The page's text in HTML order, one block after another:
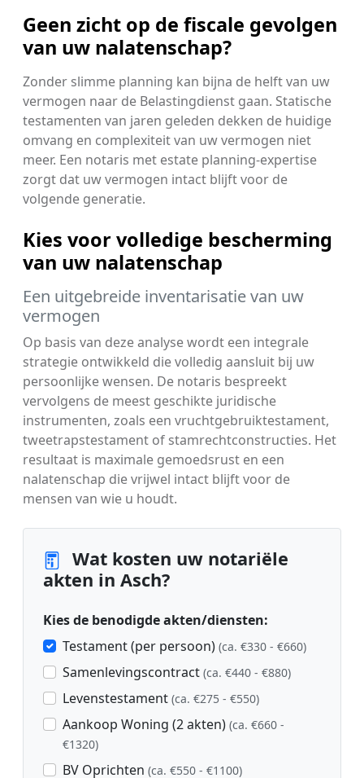
Geen zicht op de fiscale gevolgen
van uw nalatenschap?
Zonder slimme planning kan bijna de helft van uw
vermogen naar de Belastingdienst gaan. Statische
testamenten van jaren geleden dekken de huidige
omvang en complexiteit van uw vermogen niet
meer. Een notaris met estate planning-expertise
zorgt dat uw vermogen intact blijft voor de
volgende generatie.
Kies voor volledige bescherming
van uw nalatenschap
Een uitgebreide inventarisatie van uw
vermogen
Op basis van deze analyse wordt een integrale
strategie ontwikkeld die volledig aansluit bij uw
persoonlijke wensen. De notaris bespreekt
vervolgens de meest geschikte juridische
instrumenten, zoals een vruchtgebruiktestament,
tweetrapstestament of stamrechtconstructies. Het
resultaat is maximale gemoedsrust en een
nalatenschap die vrijwel intact blijft voor de
mensen van wie u houdt.
Wat kosten uw notariële
akten in Asch?
Kies de benodigde akten/diensten:
Testament (per persoon) (ca. €330 - €660)
Samenlevingscontract (ca. €440 - €880)
Levenstestament (ca. €275 - €550)
Aankoop Woning (2 akten) (ca. €660 -
€1320)
BV Oprichten (ca. €550 - €1100)